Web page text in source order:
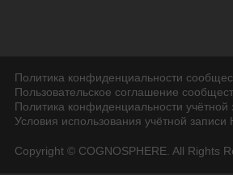
Политика конфиденциальности
Пользовательское соглашение
Политика конфиденциальности учётной
Условия использования учётной записи
Copyright © COGNOSPHERE. All Rights